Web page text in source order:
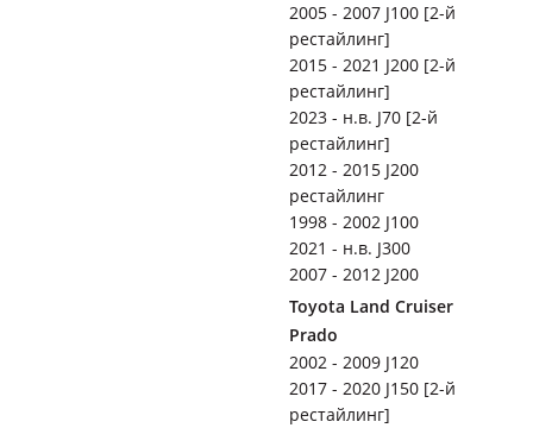
2005 - 2007 J100 [2-й
рестайлинг]
2015 - 2021 J200 [2-й
рестайлинг]
2023 - н.в. J70 [2-й
рестайлинг]
2012 - 2015 J200
рестайлинг
1998 - 2002 J100
2021 - н.в. J300
2007 - 2012 J200
Toyota Land Cruiser
Prado
2002 - 2009 J120
2017 - 2020 J150 [2-й
рестайлинг]